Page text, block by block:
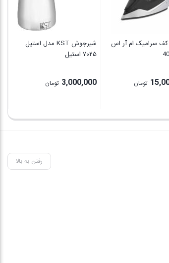
کف سرامیک ام آر اس
تومان
شیرجوش KST مدل استیل
۷۰۲۵ استیل
3,000,000 تومان
رفتن به بالا